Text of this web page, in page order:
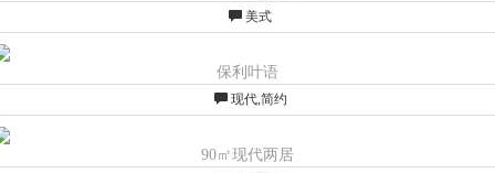
美式
保利叶语
现代,简约
90㎡现代两居